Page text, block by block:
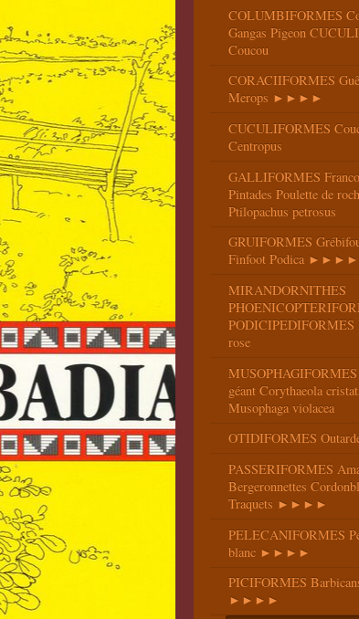
COLUMBIFORMES
Gangas Pigeon
Coucou
CORACIIFORMES
Merops ►►►►
CUCULIFORMES
Centropus
GALLIFORMES
Pintades Poulette de
Ptilopachus petrosus
GRUIFORMES
Finfoot Podica ►►►►
MIRANDORNITHES
PODICIPEDIFORMES
rose
MUSOPHAGIFORMES
géant Corythaeola
Musophaga violacea
OTIDIFORMES
PASSERIFORMES
Bergeronnettes
Traquets ►►►►
PELECANIFORMES
blanc ►►►►
PICIFORMES
►►►►